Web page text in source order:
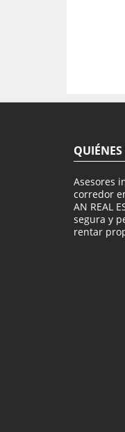
Asesores
corredor
AN REAL
segura y
rentar